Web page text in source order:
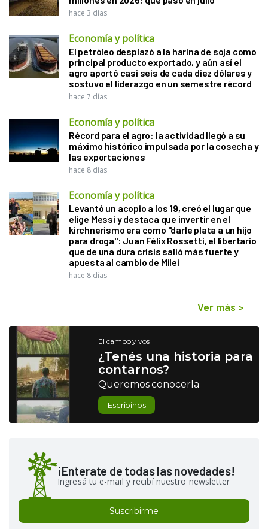
hace 3 días
Economía y política
El petróleo desplazó a la harina de soja como
principal producto exportado, y aún así el
agro aportó casi seis de cada diez dólares y
sostuvo el liderazgo en un semestre récord
hace 7 días
Economía y política
Récord para el agro: la actividad llegó a su
máximo histórico impulsada por la cosecha y
las exportaciones
hace 8 días
Economía y política
Levantó un acopio a los 19, creó el lugar que
elige Messi y destaca que invertir en el
kirchnerismo era como "darle plata a un hijo
para droga": Juan Félix Rossetti, el libertario
que de una dura crisis salió más fuerte y
apuesta al cambio de Milei
hace 8 días
Ver más >
El campo y vos
¿Tenés una historia para
contarnos?
Queremos conocerla
Escribinos
¡Enterate de todas las novedades!
Ingresá tu e-mail y recibí nuestro newsletter
Suscribirme